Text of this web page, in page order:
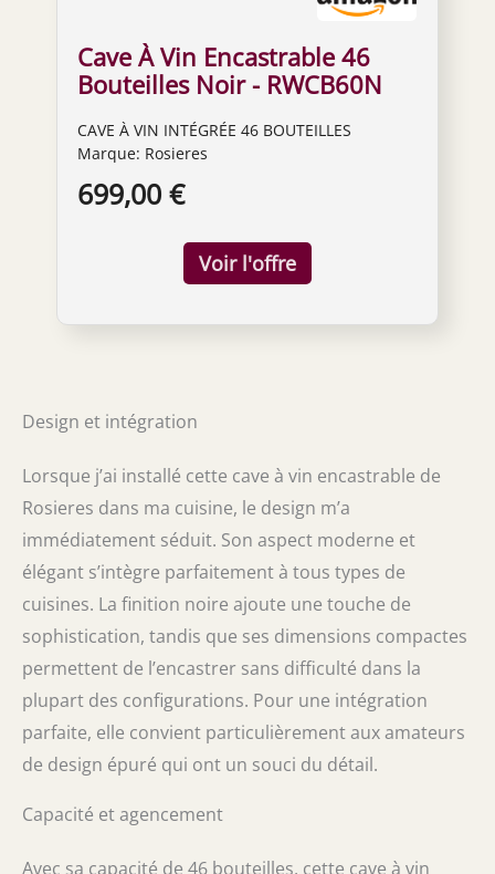
Cave À Vin Encastrable 46
Bouteilles Noir - RWCB60N
CAVE À VIN INTÉGRÉE 46 BOUTEILLES
Marque: Rosieres
699,00 €
Design et intégration
Lorsque j’ai installé cette cave à vin encastrable de
Rosieres dans ma cuisine, le design m’a
immédiatement séduit. Son aspect moderne et
élégant s’intègre parfaitement à tous types de
cuisines. La finition noire ajoute une touche de
sophistication, tandis que ses dimensions compactes
permettent de l’encastrer sans difficulté dans la
plupart des configurations. Pour une intégration
parfaite, elle convient particulièrement aux amateurs
de design épuré qui ont un souci du détail.
Capacité et agencement
Avec sa capacité de 46 bouteilles, cette cave à vin